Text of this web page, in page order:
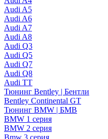
Audi A5
Audi A6
Audi A7
Audi A8
Audi Q3
Audi Q5
Audi Q7
Audi Q8
Audi TT
Тюнинг Bentley | Бентли
Bentley Continental GT
Тюнинг BMW | БМВ
BMW 1 серия
BMW 2 серия
Bmw 3 серия